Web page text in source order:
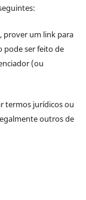
, prover um link para
pode ser feito de
(ou
termos jurídicos ou
outros de